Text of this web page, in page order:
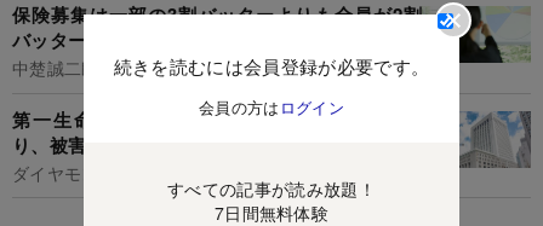
続きを読むには会員登録が必要です。
会員の方は ログイン
すべての記事が読み放題！
7日間無料体験
保険募集は一部の3割バッターよりも全員が2割
バッターの方が有効
中楚誠二郎
第一生命が元職員19億円金銭詐取事件に区切
り、被害額全額補償で決断の背景
ダイヤモンド編集部,片田江康男